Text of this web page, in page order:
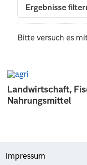
Landwirtschaft,
Nahrungsmittel
Ergebnisse
Bitte versuch es
Impressum